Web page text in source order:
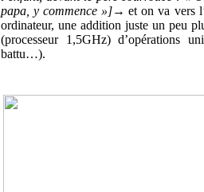
papa, y commence »]→ et on va vers
ordinateur, une addition juste un peu
(processeur 1,5GHz) d’opérations
battu…).